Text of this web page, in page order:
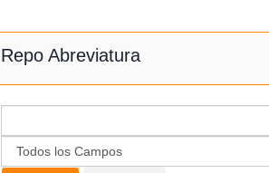
Repo Abreviatura